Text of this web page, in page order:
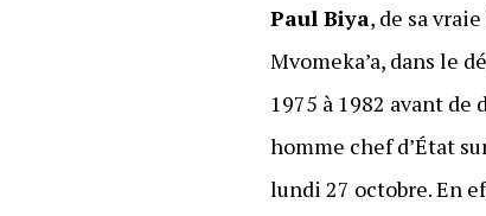
Paul Biya, de sa
Mvomeka’a, dans le
1975 à 1982 avant
homme chef d’État
lundi 27 octobre. En